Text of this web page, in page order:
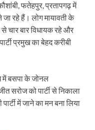
फतेहपुर, प्रतापगढ़ में
जा रहे हैं। लोग मायावती के
बार विधायक रहे और
प्रमुख का बेहद करीबी
में बसपा के जोनल
सरोज को पार्टी से निकाला
में जाने का मन बना लिया